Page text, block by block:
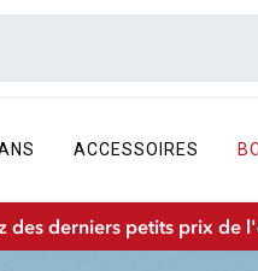
ACCESSOIRES
des derniers petits prix de